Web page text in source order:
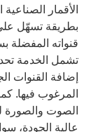
الأقمار
بطريقة تسهّل
قنواته المفضلة
تشمل الخدمة
إضافة القنوات
المرغوب فيها.
الصوت والصورة
عالية الجودة،